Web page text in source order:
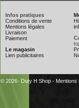
Infos pratiques
Conditions de vente
Mentions légales
Livraison
Paiement
Le magasin
Lien publicitaires
© 2026- Duty H Shop - Mentions